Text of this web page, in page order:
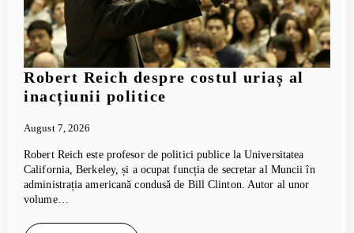
Robert Reich despre costul uriaș al
inacțiunii politice
August 7, 2026
Robert Reich este profesor de politici publice la Universitatea
California, Berkeley, și a ocupat funcția de secretar al Muncii în
administrația americană condusă de Bill Clinton. Autor al unor
volume…